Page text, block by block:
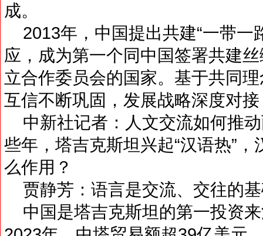
成。
2013年，中国提出共建“一带一
应，成为第一个同中国签署共建
立合作委员会的国家。基于共同
互信不断巩固，发展战略深度对
中新社记者：人文交流如何推
些年，塔吉克斯坦兴起“汉语热”
么作用？
贾静芳：语言是交流、交往的
中国是塔吉克斯坦的第一投资